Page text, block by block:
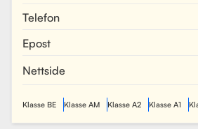
kjøretimer med all
moderne digitale
gjøre det enkelt for
sine trafikklærere.
Les
Telefon
Epost
Nettside
Klasse BE Klasse AM Klasse A2 Klasse A1